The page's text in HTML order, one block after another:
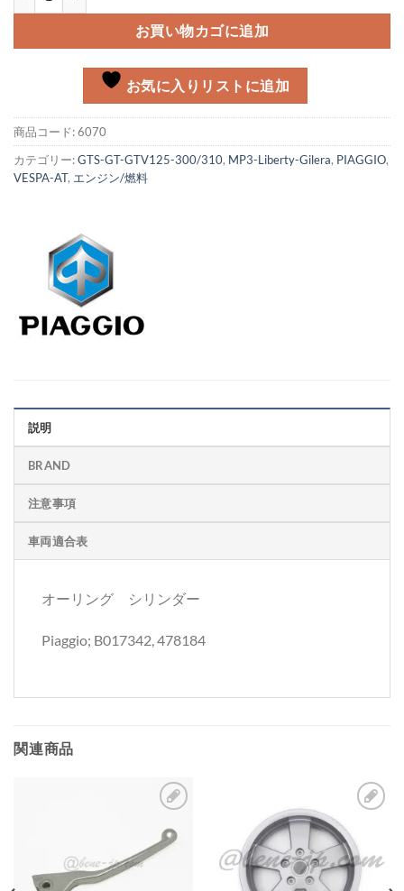
お買い物カゴに追加
お気に入りリストに追加
商品コード:6070
カテゴリー:GTS-GT-GTV125-300/310, MP3-Liberty-Gilera, PIAGGIO,
VESPA-AT, エンジン/燃料
説明
BRAND
注意事項
車両適合表
オーリング シリンダー
Piaggio; B017342, 478184
関連商品
気
気
に